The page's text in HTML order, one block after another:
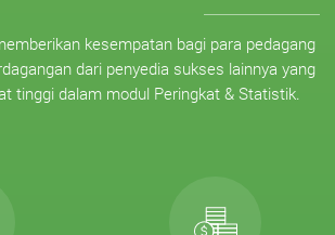
kesempatan bagi para pedagang
dari penyedia sukses lainnya yang
tinggi dalam modul Peringkat & Statistik.